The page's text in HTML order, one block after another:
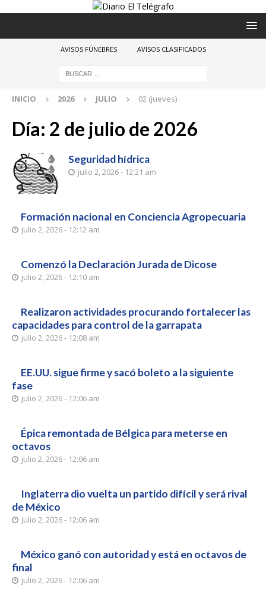
AVISOS FÚNEBRES AVISOS CLASIFICADOS
INICIO 2026 JULIO 02 (jueves)
Día: 2 de julio de 2026
Seguridad hídrica
julio 2, 2026 - 12:21 am
Formación nacional en Conciencia Agropecuaria
julio 2, 2026 - 12:12 am
Comenzó la Declaración Jurada de Dicose
julio 2, 2026 - 12:10 am
Realizaron actividades procurando fortalecer las
capacidades para control de la garrapata
julio 2, 2026 - 12:08 am
EE.UU. sigue firme y sacó boleto a la siguiente
fase
julio 2, 2026 - 12:06 am
Épica remontada de Bélgica para meterse en
octavos
julio 2, 2026 - 12:06 am
Inglaterra dio vuelta un partido difícil y será rival
de México
julio 2, 2026 - 12:06 am
México ganó con autoridad y está en octavos de
final
julio 2, 2026 - 12:06 am